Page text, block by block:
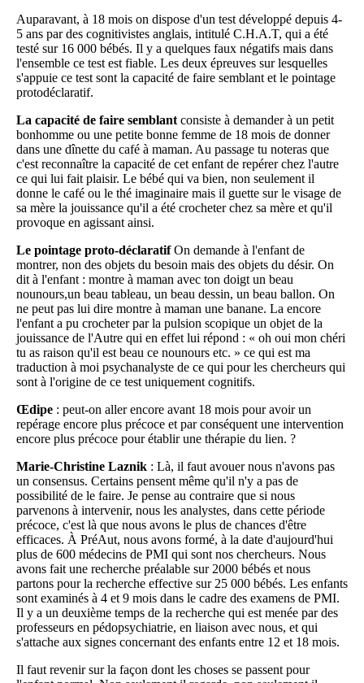
Auparavant, à 18 mois on dispose d'un test développé depuis 4-
5 ans par des cognitivistes anglais, intitulé C.H.A.T, qui a été
testé sur 16 000 bébés. Il y a quelques faux négatifs mais dans
l'ensemble ce test est fiable. Les deux épreuves sur lesquelles
s'appuie ce test sont la capacité de faire semblant et le pointage
protodéclaratif.
La capacité de faire semblant consiste à demander à un petit
bonhomme ou une petite bonne femme de 18 mois de donner
dans une dînette du café à maman. Au passage tu noteras que
c'est reconnaître la capacité de cet enfant de repérer chez l'autre
ce qui lui fait plaisir. Le bébé qui va bien, non seulement il
donne le café ou le thé imaginaire mais il guette sur le visage de
sa mère la jouissance qu'il a été crocheter chez sa mère et qu'il
provoque en agissant ainsi.
Le pointage proto-déclaratifOn demande à l'enfant de
montrer, non des objets du besoin mais des objets du désir. On
dit à l'enfant : montre à maman avec ton doigt un beau
nounours,un beau tableau, un beau dessin, un beau ballon. On
ne peut pas lui dire montre à maman une banane. La encore
l'enfant a pu crocheter par la pulsion scopique un objet de la
jouissance de l'Autre qui en effet lui répond : « oh oui mon chéri
tu as raison qu'il est beau ce nounours etc. » ce qui est ma
traduction à moi psychanalyste de ce qui pour les chercheurs qui
sont à l'origine de ce test uniquement cognitifs.
Œdipe : peut-on aller encore avant 18 mois pour avoir un
repérage encore plus précoce et par conséquent une intervention
encore plus précoce pour établir une thérapie du lien. ?
Marie-Christine Laznik : Là, il faut avouer nous n'avons pas
un consensus. Certains pensent même qu'il n'y a pas de
possibilité de le faire. Je pense au contraire que si nous
parvenons à intervenir, nous les analystes, dans cette période
précoce, c'est là que nous avons le plus de chances d'être
efficaces. À PréAut, nous avons formé, à la date d'aujourd'hui
plus de 600 médecins de PMI qui sont nos chercheurs. Nous
avons fait une recherche préalable sur 2000 bébés et nous
partons pour la recherche effective sur 25 000 bébés. Les enfants
sont examinés à 4 et 9 mois dans le cadre des examens de PMI.
Il y a un deuxième temps de la recherche qui est menée par des
professeurs en pédopsychiatrie, en liaison avec nous, et qui
s'attache aux signes concernant des enfants entre 12 et 18 mois.
Il faut revenir sur la façon dont les choses se passent pour